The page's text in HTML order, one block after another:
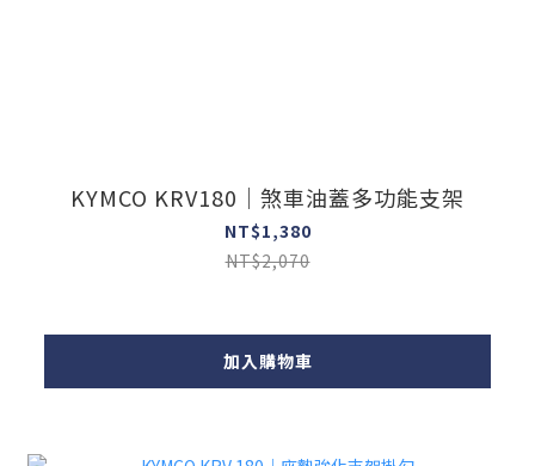
KYMCO KRV180｜煞車油蓋多功能支架
NT$1,380
NT$2,070
加入購物車